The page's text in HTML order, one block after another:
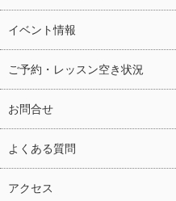
イベント情報
ご予約・レッスン空き状況
お問合せ
よくある質問
アクセス